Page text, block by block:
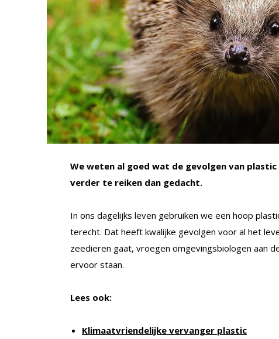
We weten al goed wat de gevolgen van
verder te reiken dan gedacht.
In ons dagelijks leven gebruiken we een hoop
terecht. Dat heeft kwalijke gevolgen voor al het
zeedieren gaat, vroegen omgevingsbiologen aan
ervoor staan.
Lees ook:
Klimaatvriendelijke vervanger plastic